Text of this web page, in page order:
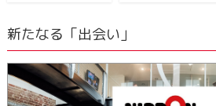
新たなる「出会い」